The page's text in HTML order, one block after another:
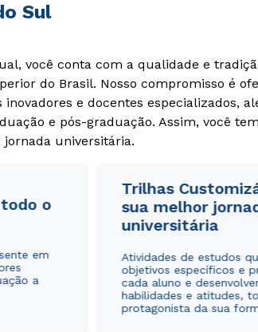
Sul
você conta com a qualidade e
do Brasil. Nosso compromisso é
e docentes especializados,
e pós-graduação. Assim, você
universitária.
o
em
a
Trilhas
sua melhor
universitária
Atividades de estudos
objetivos específicos e
cada aluno e
habilidades e atitudes,
protagonista da sua
WhatsApp
WhatsApp